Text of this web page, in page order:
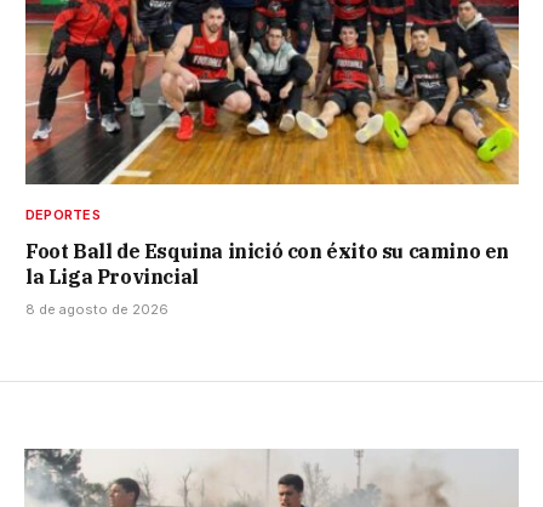
DEPORTES
Foot Ball de Esquina inició con éxito su camino en
la Liga Provincial
8 de agosto de 2026